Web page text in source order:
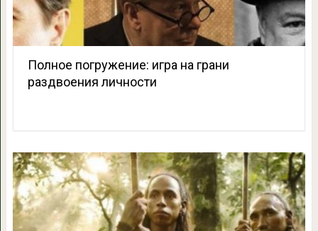
Полное погружение: игра на грани
раздвоения личности